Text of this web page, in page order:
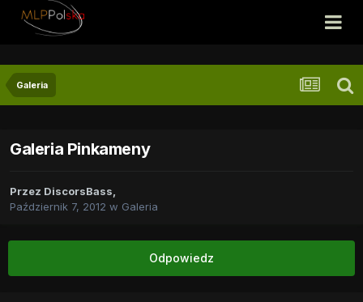
Galeria
Galeria Pinkameny
Przez DiscorsBass,
Październik 7, 2012 w Galeria
Odpowiedz